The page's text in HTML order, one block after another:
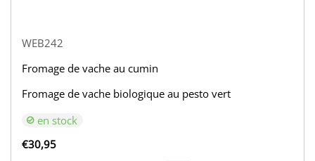
WEB242
Fromage de vache au cumin
Fromage de vache biologique au pesto vert
en stock
€30,95